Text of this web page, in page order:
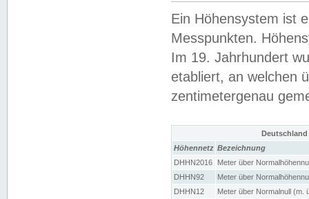
Ein Höhensystem ist
Messpunkten.
Im 19. Jahrhundert
etabliert, an welchen
zentimetergenau
Höhennetz Bezeichnung
DHHN2016
Meter über
DHHN92
Meter über
DHHN12
Meter über Normalnull (m.